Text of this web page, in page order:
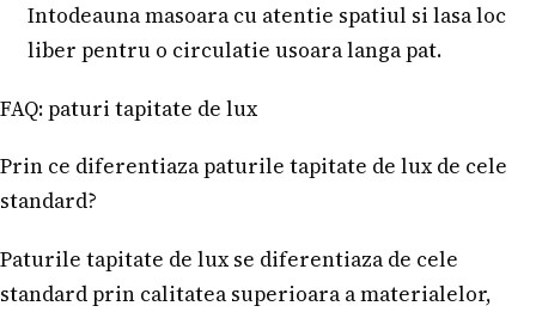
Intodeauna masoara cu atentie spatiul si lasa loc
liber pentru o circulatie usoara langa pat.
FAQ: paturi tapitate de lux
Prin ce diferentiaza paturile tapitate de lux de cele
standard?
Paturile tapitate de lux se diferentiaza de cele
standard prin calitatea superioara a materialelor,